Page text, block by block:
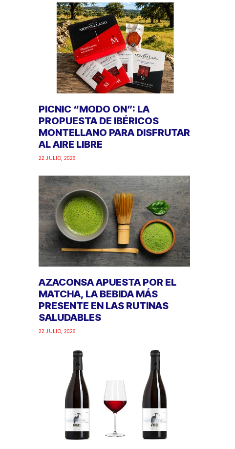
PICNIC “MODO ON”: LA
PROPUESTA DE IBÉRICOS
MONTELLANO PARA DISFRUTAR
AL AIRE LIBRE
22 JULIO, 2026
AZACONSA APUESTA POR EL
MATCHA, LA BEBIDA MÁS
PRESENTE EN LAS RUTINAS
SALUDABLES
22 JULIO, 2026